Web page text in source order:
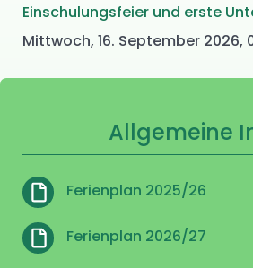
Einschulungsfeier und erste
Mittwoch, 16. September 2026,
Allgemeine
Ferienplan 2025/26
Ferienplan 2026/27